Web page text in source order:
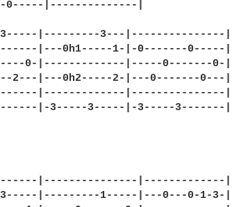
0-----|--------------|
|---------3---|---------------|
|---0h1-----1-|-0-------0-----|
0-|-------------|-----0-------0-|
2---|---0h2-----2-|---0-------0---|
|-------------|---------------|
|-3-----3-----|-3-----3-------|
|---------------|-------------|
|---------1-----|---0---0-1-3-|